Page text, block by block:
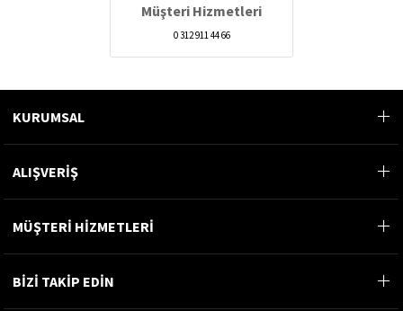
Müşteri Hizmetleri
0 312 911 44 66
KURUMSAL
ALIŞVERİŞ
MÜŞTERİ HİZMETLERİ
BİZİ TAKİP EDİN